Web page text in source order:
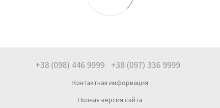
+38 (098) 446 9999 +38 (097) 336 9999
Контактная информация
Полная версия сайта